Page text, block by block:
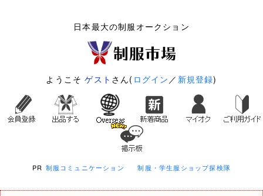
日本最大の制服オークション
ようこそゲスト さん( ログイン ／ 新規登録)
PR 制服コミュニケーション 制服・学生服ショップ探検隊